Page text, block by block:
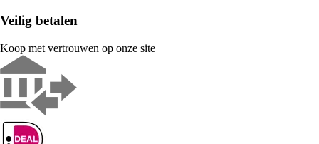
Veilig betalen
Koop met vertrouwen op onze site